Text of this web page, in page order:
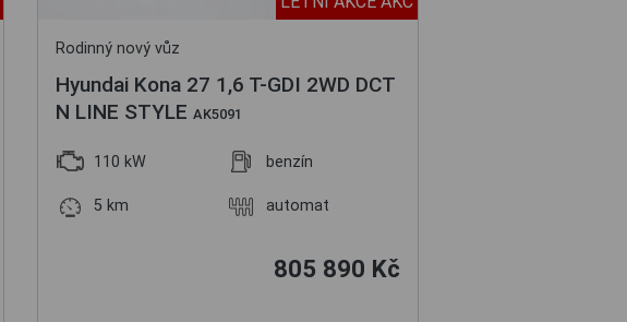
Rodinný nový vůz
Hyundai Kona 27 1,6 T-GDI 2WD DCT
N LINE STYLE AK5091
110 kW benzín
5 km automat
805 890 Kč